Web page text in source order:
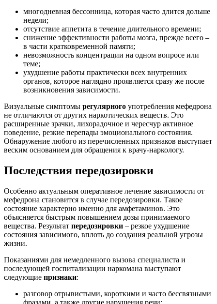
многодневная бессонница, которая часто длится дольше
недели;
отсутствие аппетита в течение длительного времени;
снижение эффективности работы мозга, прежде всего –
в части кратковременной памяти;
невозможность концентрации на одном вопросе или
теме;
ухудшение работы практически всех внутренних
органов, которое наглядно проявляется сразу же после
возникновения зависимости.
Визуальные симптомы регулярного употребления мефедрона
не отличаются от других наркотических веществ. Это
расширенные зрачки, лихорадочное и чересчур активное
поведение, резкие перепады эмоционального состояния.
Обнаружение любого из перечисленных признаков выступает
веским основанием для обращения к врачу-наркологу.
Последствия передозировки
Особенно актуальным оперативное лечение зависимости от
мефедрона становится в случае передозировки. Такое
состояние характерно именно для амфетаминов. Это
объясняется быстрым повышением дозы принимаемого
вещества. Результат передозировки – резкое ухудшение
состояния зависимого, вплоть до создания реальной угрозы
жизни.
Показаниями для немедленного вызова специалиста и
последующей госпитализации наркомана выступают
следующие признаки:
разговор отрывистыми, короткими и часто бессвязными
фразами, а также другие нарушения речи;